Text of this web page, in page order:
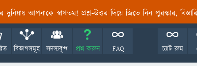
দুনিয়ায় আপনাকে স্বাগতম! প্রশ্ন-উত্তর দিয়ে জিতে নিন পুরস্কার,
বিভাগসমূহ সদস্যবৃন্দ প্রশ্ন করুন FAQ চ্যাট রুম